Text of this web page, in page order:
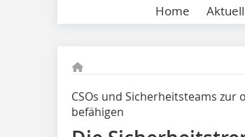
Home
CSOs und Sicherheitsteams zur
befähigen